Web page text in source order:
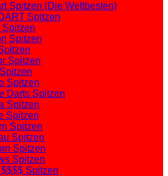
Spitzen (Die Weltbesten)
Spitzen
Spitzen
Spitzen
Spitzen
Spitzen
Darts Spitzen
Spitzen
Spitzen
Spitzen
Spitzen
Spitzen
Spitzen
Spitzen